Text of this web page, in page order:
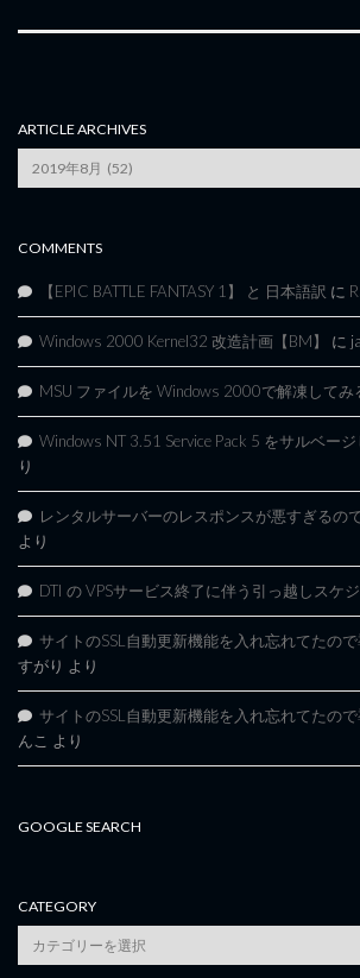
ARTICLE ARCHIVES
Article
Archives
COMMENTS
【EPIC BATTLE FANTASY 1】 と 日本語訳 に
Windows 2000 Kernel32 改造計画【BM】 に
MSU ファイルを Windows 2000で解凍してみ
Windows NT 3.51 Service Pack 5 をサルベージ
り
レンタルサーバーのレスポンスが悪すぎるの
より
DTI の VPSサービス終了に伴う引っ越しスケ
サイトのSSL自動更新機能を入れ忘れてたの
すがり より
サイトのSSL自動更新機能を入れ忘れてたの
んこ より
GOOGLE SEARCH
CATEGORY
category